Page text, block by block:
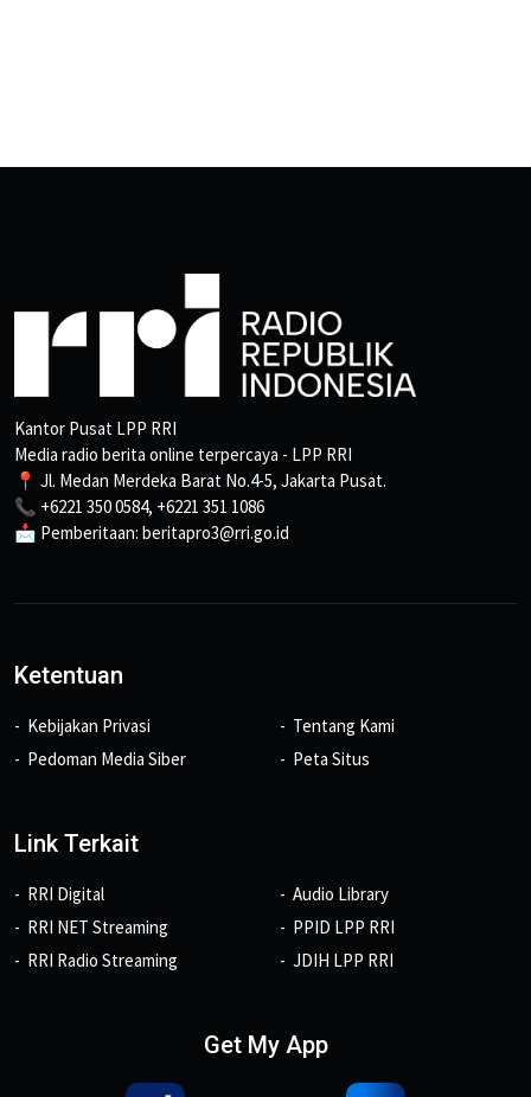
Kantor Pusat LPP RRI
Media radio berita online terpercaya - LPP RRI
📍 Jl. Medan Merdeka Barat No.4-5, Jakarta Pusat.
📞 +6221 350 0584, +6221 351 1086
📩 Pemberitaan: beritapro3@rri.go.id
Ketentuan
Kebijakan Privasi
Pedoman Media Siber
Tentang Kami
Peta Situs
Link Terkait
RRI Digital
RRI NET Streaming
RRI Radio Streaming
Audio Library
PPID LPP RRI
JDIH LPP RRI
Get My App